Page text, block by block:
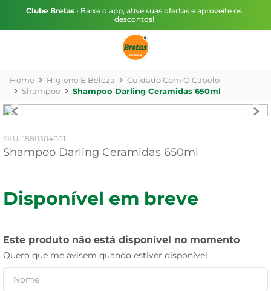
Clube Bretas • Baixe o app, ative suas ofertas e aproveite os
descontos!
Higiene E Beleza
Cuidado Com O Cabelo
Shampoo
Shampoo Darling Ceramidas 650ml
: 1880304001
Shampoo Darling Ceramidas 650ml
Disponível em breve
Este produto não está disponível no momento
Quero que me avisem quando estiver disponível